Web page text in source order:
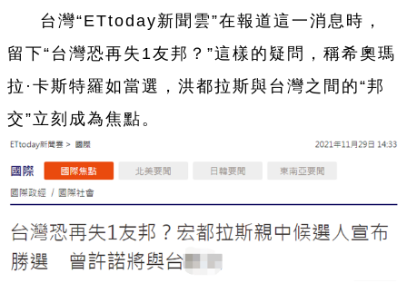
台 灣“ETtoday新聞雲”在報道這一消息時，
留下“台 灣恐再失1友邦？”這樣的疑問，稱希奧瑪
拉·卡斯特羅如當選，洪都拉斯與台 灣之間的“邦
交”立刻成為焦點。